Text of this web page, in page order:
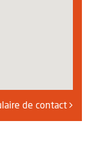
de contact